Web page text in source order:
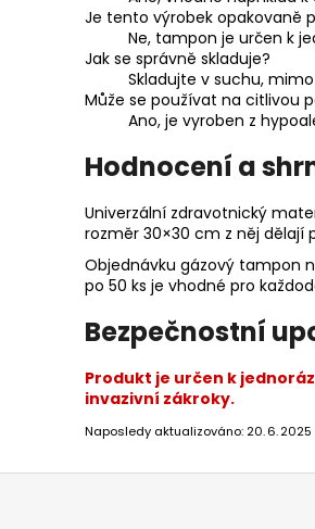
Je tento výrobek opakovaně
Ne, tampon je určen k
Jak se správně skladuje?
Skladujte v suchu,
Může se používat na citlivou
Ano, je vyroben z
Hodnocení a
Univerzální zdravotnický
rozměr 30×30 cm z něj dělají
Objednávku gázový tampon
po 50 ks je vhodné pro
Bezpečnostní
Produkt je určen k
invazivní zákroky.
Naposledy aktualizováno: 20. 6.